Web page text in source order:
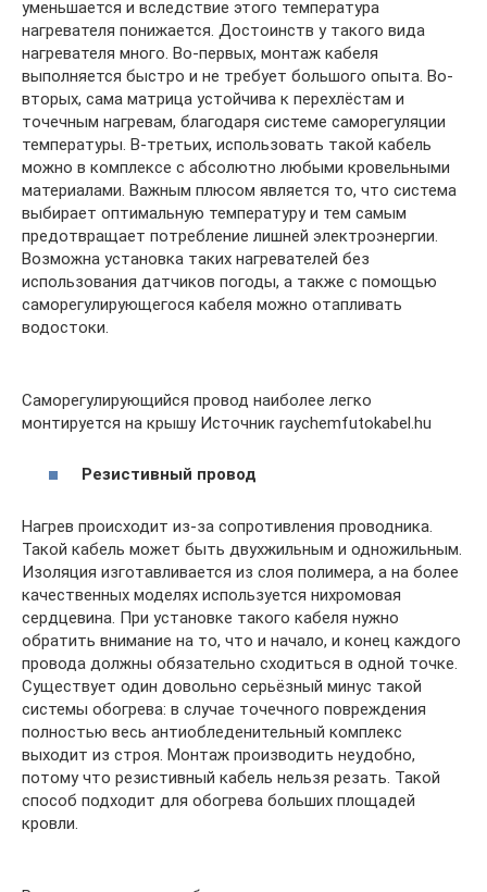
уменьшается и вследствие этого температура
нагревателя понижается. Достоинств у такого вида
нагревателя много. Во-первых, монтаж кабеля
выполняется быстро и не требует большого опыта. Во-
вторых, сама матрица устойчива к перехлёстам и
точечным нагревам, благодаря системе саморегуляции
температуры. В-третьих, использовать такой кабель
можно в комплексе с абсолютно любыми кровельными
материалами. Важным плюсом является то, что система
выбирает оптимальную температуру и тем самым
предотвращает потребление лишней электроэнергии.
Возможна установка таких нагревателей без
использования датчиков погоды, а также с помощью
саморегулирующегося кабеля можно отапливать
водостоки.
Саморегулирующийся провод наиболее легко
монтируется на крышу Источник raychemfutokabel.hu
Резистивный провод
Нагрев происходит из-за сопротивления проводника.
Такой кабель может быть двухжильным и одножильным.
Изоляция изготавливается из слоя полимера, а на более
качественных моделях используется нихромовая
сердцевина. При установке такого кабеля нужно
обратить внимание на то, что и начало, и конец каждого
провода должны обязательно сходиться в одной точке.
Существует один довольно серьёзный минус такой
системы обогрева: в случае точечного повреждения
полностью весь антиобледенительный комплекс
выходит из строя. Монтаж производить неудобно,
потому что резистивный кабель нельзя резать. Такой
способ подходит для обогрева больших площадей
кровли.